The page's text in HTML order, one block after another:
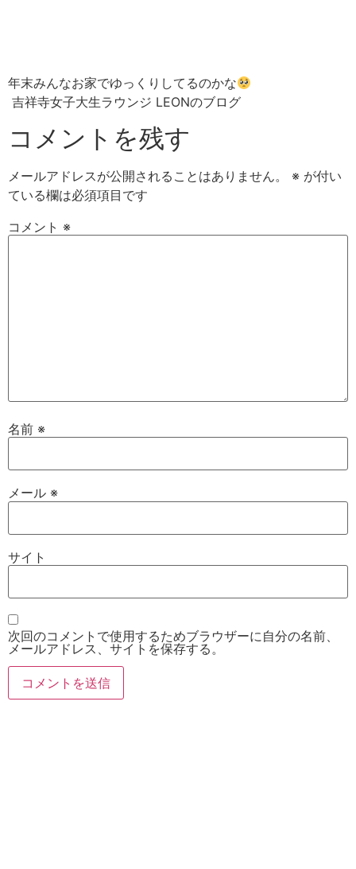
年末みんなお家でゆっくりしてるのかな
吉祥寺女子大生ラウンジ LEONのブログ
コメントを残す
メールアドレスが公開されることはありません。 ※ が付い
ている欄は必須項目です
コメント ※
名前 ※
メール ※
サイト
次回のコメントで使用するためブラウザーに自分の名前、
メールアドレス、サイトを保存する。